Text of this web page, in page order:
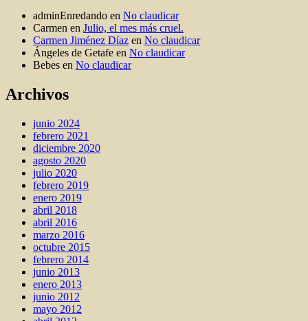
adminEnredando en No claudicar
Carmen en Julio, el mes más cruel.
Carmen Jiménez Díaz en No claudicar
Ángeles de Getafe en No claudicar
Bebes en No claudicar
Archivos
junio 2024
febrero 2021
diciembre 2020
agosto 2020
julio 2020
febrero 2019
enero 2019
abril 2018
abril 2016
marzo 2016
octubre 2015
febrero 2014
junio 2013
enero 2013
junio 2012
mayo 2012